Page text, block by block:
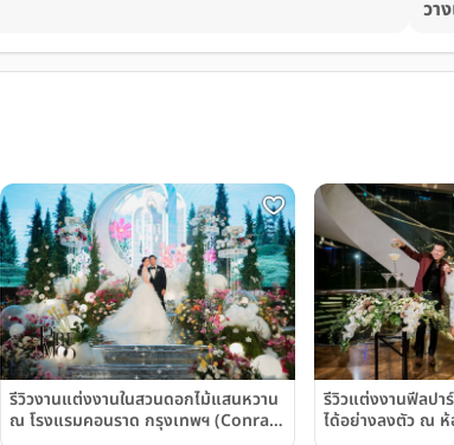
รีวิวงานแต่งงานในสวนดอกไม้แสนหวาน
ณ โรงแรมคอนราด กรุงเทพฯ (Conrad
รีวิวแต่งงานฟีลปา
ได้อย่างลงตัว ณ ห้